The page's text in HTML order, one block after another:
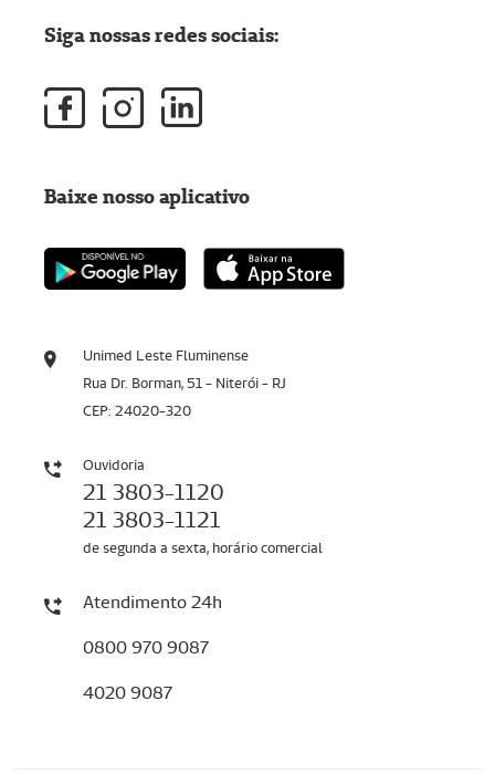
Unimed Leste Fluminense
Rua Dr. Borman, 51 - Niterói - RJ
CEP: 24020-320
Ouvidoria
21 3803-1120
21 3803-1121
de segunda a sexta, horário comercial
Atendimento 24h
0800 970 9087
4020 9087
Siga nossas redes sociais:
Baixe nosso aplicativo